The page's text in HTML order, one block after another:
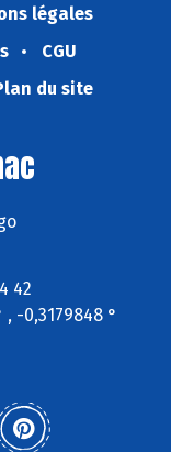
légales
CGU
du site
42
, -0,3179848 °